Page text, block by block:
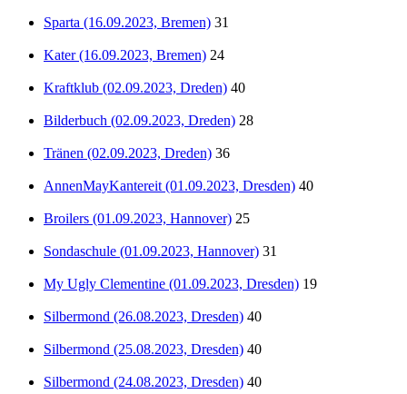
Sparta (16.09.2023, Bremen) 31
Kater (16.09.2023, Bremen) 24
Kraftklub (02.09.2023, Dreden) 40
Bilderbuch (02.09.2023, Dreden) 28
Tränen (02.09.2023, Dreden) 36
AnnenMayKantereit (01.09.2023, Dresden) 40
Broilers (01.09.2023, Hannover) 25
Sondaschule (01.09.2023, Hannover) 31
My Ugly Clementine (01.09.2023, Dresden) 19
Silbermond (26.08.2023, Dresden) 40
Silbermond (25.08.2023, Dresden) 40
Silbermond (24.08.2023, Dresden) 40